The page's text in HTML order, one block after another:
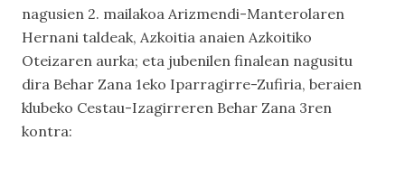
nagusien 2. mailakoa Arizmendi-Manterolaren
Hernani taldeak, Azkoitia anaien Azkoitiko
Oteizaren aurka; eta jubenilen finalean nagusitu
dira Behar Zana 1eko Iparragirre-Zufiria, beraien
klubeko Cestau-Izagirreren Behar Zana 3ren
kontra: